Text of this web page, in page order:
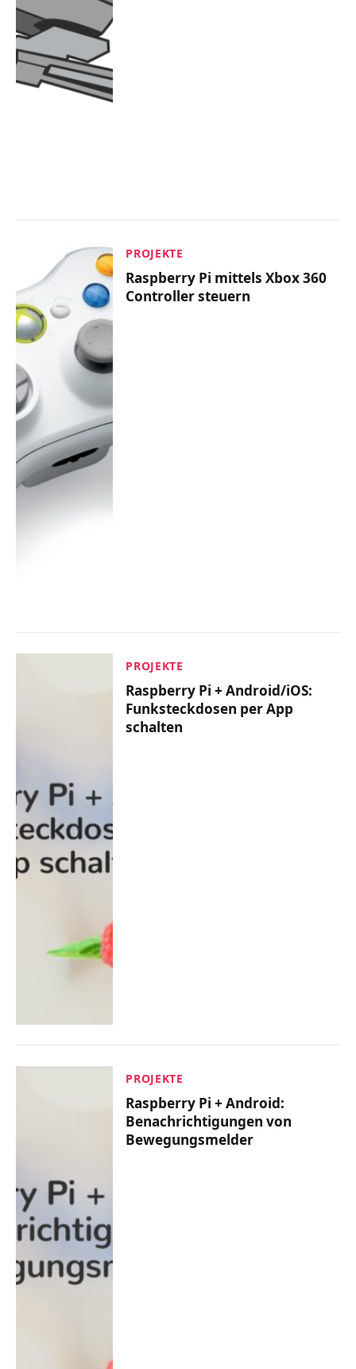
PROJEKTE
Raspberry Pi mittels Xbox 360
Controller steuern
PROJEKTE
Raspberry Pi + Android/iOS:
Funksteckdosen per App
schalten
PROJEKTE
Raspberry Pi + Android:
Benachrichtigungen von
Bewegungsmelder